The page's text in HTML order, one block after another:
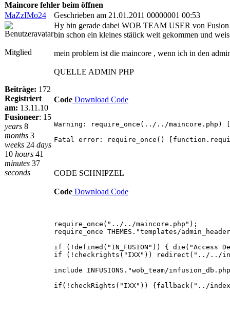
Maincore fehler beim öffnen
MaZzIMo24
Geschrieben am 21.01.2011 00000001 00:53
Mitglied
Beiträge: 172
Registriert
am: 13.11.10
Fusioneer: 15
years 8
months 3
weeks 24 days
10 hours 41
minutes 37
seconds
Hy bin gerade dabei WOB TEAM USER von
bin schon ein kleines stäück weit gekommen und
mein problem ist die maincore , wenn ich in den
QUELLE ADMIN PHP
Code Download Code
Warning: require_once(../../
Fatal error: require_once()
CODE SCHNIPZEL
Code Download Code
require_once("../../maincore.php");
require_once THEMES."templates/
if (!defined("IN_FUSION")) { die("Access
if (!checkrights("IXX")) redirect("../../
include INFUSIONS."wob_team/
if(!checkRights("IXX")) {fallback("../